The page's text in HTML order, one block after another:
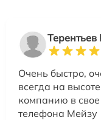
Терентьев
Очень быстро,
всегда на
компанию в
телефона Мейзу